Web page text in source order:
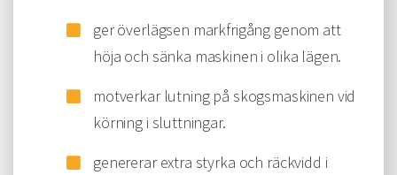
ger överlägsen markfrigång genom att
höja och sänka maskinen i olika lägen.
motverkar lutning på skogsmaskinen vid
körning i sluttningar.
genererar extra styrka och räckvidd i